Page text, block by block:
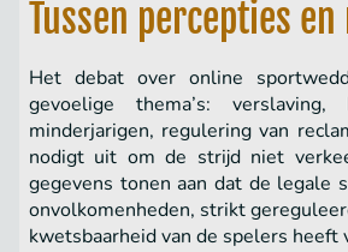
Tussen percepties
Het debat over online
gevoelige thema’s: verslaving,
minderjarigen, regulering van
nodigt uit om de strijd niet
gegevens tonen aan dat de legale
onvolkomenheden, strikt
kwetsbaarheid van de spelers heeft